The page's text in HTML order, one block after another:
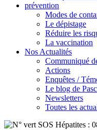
prévention
Modes de
Le dépistage
Réduire les
La vaccination
Nos Actualités
Communiqué
Actions
Enquêtes /
Le blog de
Newsletters
Toutes les